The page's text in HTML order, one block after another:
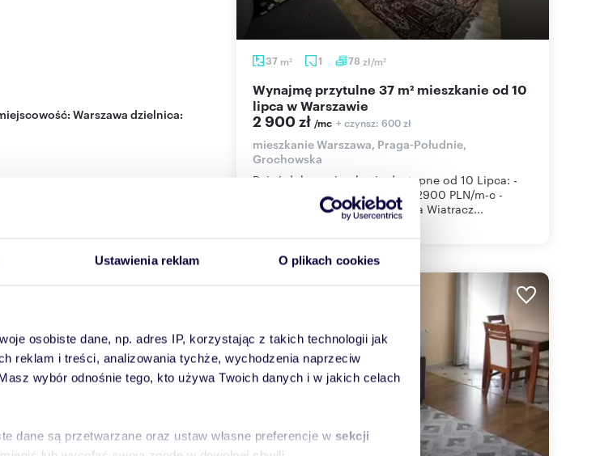
Ustawienia reklam O plikach cookies
osobiste dane, np. adres IP, korzystając z takich technologii jak
reklam i treści, analizowania tychże, wychodzenia naprzeciw
wybór odnośnie tego, kto używa Twoich danych i w jakich celach
dane są przetwarzane oraz ustaw własne preferencje w sekcji
Warszawa dzielnica:
37 m2 1 78 zł/m2
Wynajmę przytulne 37 m² mieszkanie od 10
lipca w Warszawie
2 900 zł /mc + czynsz: 600 zł
mieszkanie Warszawa, Praga-Południe,
Grochowska
Dzień dobry, mieszkanie dostępne od 10 Lipca: -
opłata wraz z czynszem adm. 2900 PLN/m-c -
kaucja 2900 PLN. -blisko ronda Wiatracz...